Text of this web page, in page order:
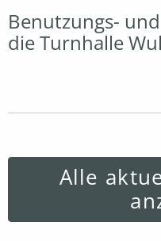
Benutzungs-
die Turnhalle
Alle